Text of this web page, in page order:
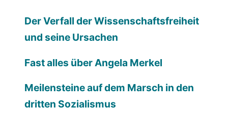
Der Verfall der Wissenschaftsfreiheit
und seine Ursachen
Fast alles über Angela Merkel
Meilensteine auf dem Marsch in den
dritten Sozialismus